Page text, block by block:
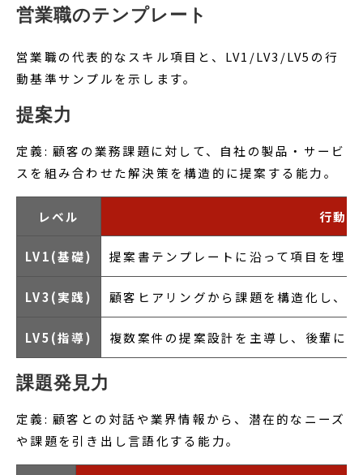
営業職のテンプレート
営業職の代表的なスキル項目と、LV1/LV3/LV5の行
動基準サンプルを示します。
提案力
定義: 顧客の業務課題に対して、自社の製品・サービ
スを組み合わせた解決策を構造的に提案する能力。
レベル 行動
LV1(基礎) 提案書テンプレートに沿って項目を埋
LV3(実践) 顧客ヒアリングから課題を構造化し、
LV5(指導) 複数案件の提案設計を主導し、後輩に
課題発見力
定義: 顧客との対話や業界情報から、潜在的なニーズ
や課題を引き出し言語化する能力。